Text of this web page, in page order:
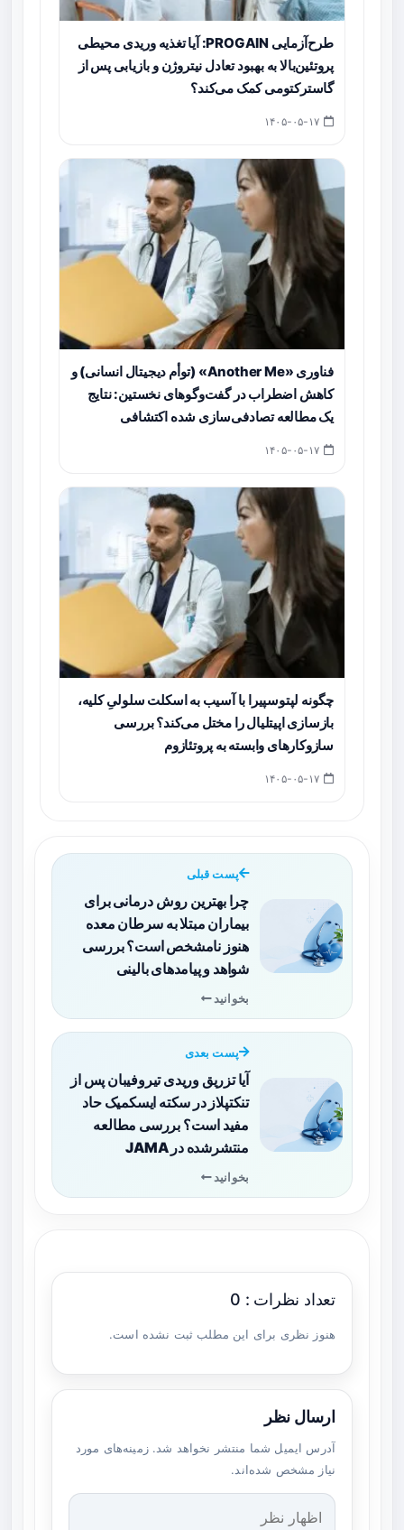
طرح‌آزمایی PROGAIN: آیا تغذیه وریدی محیطی
پروتئین‌بالا به بهبود تعادل نیتروژن و بازیابی پس از
گاسترکتومی کمک می‌کند؟
فناوری «Another Me» (توأم دیجیتال انسانی) و
کاهش اضطراب در گفت‌وگوهای نخستین: نتایج
یک مطالعه تصادفی‌سازی شده اکتشافی
چگونه لپتوسپیرا با آسیب به اسکلت سلولیِ کلیه،
بازسازی اپیتلیال را مختل می‌کند؟ بررسی
سازوکارهای وابسته به پروتئازوم
پست قبلی
چرا بهترین روش درمانی برای
بیماران مبتلا به سرطان معده
هنوز نامشخص است؟ بررسی
شواهد و پیامدهای بالینی
بخوانید
پست بعدی
آیا تزریق وریدی تیروفیبان پس از
تنکتپلاز در سکته ایسکمیک حاد
مفید است؟ بررسی مطالعه
منتشرشده در JAMA
بخوانید
تعداد نظرات : 0
هنوز نظری برای این مطلب ثبت نشده است.
ارسال نظر
آدرس ایمیل شما منتشر نخواهد شد. زمینه‌های مورد
نیاز مشخص شده‌اند.